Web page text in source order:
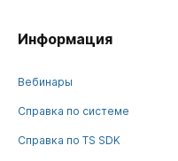
Информация
Вебинары
Справка по системе
Справка по TS SDK